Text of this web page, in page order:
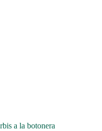
a la botonera